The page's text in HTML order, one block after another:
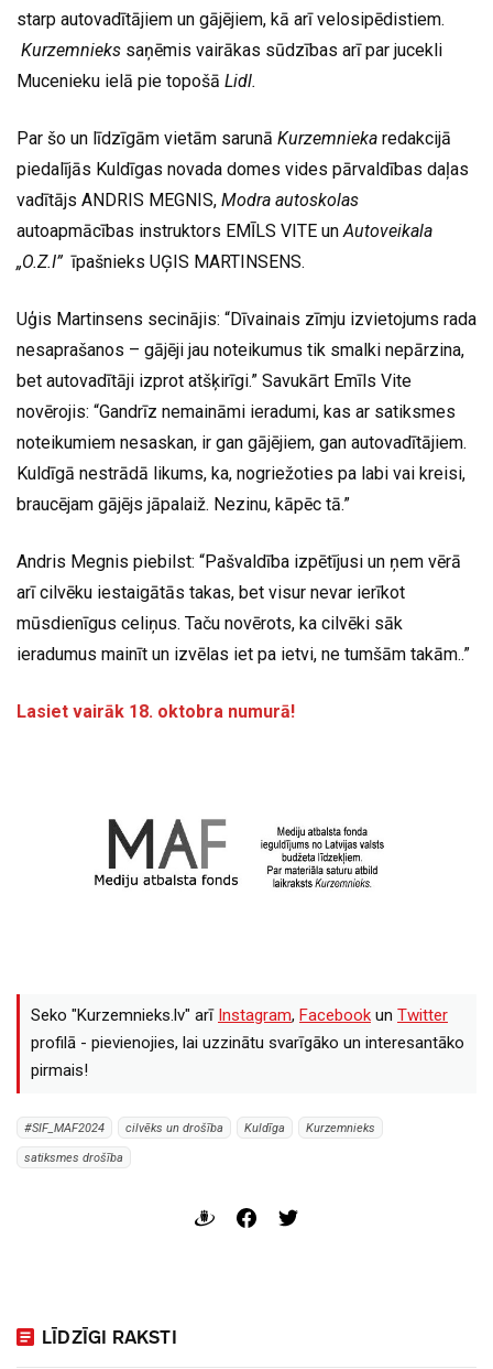
starp autovadītājiem un gājējiem, kā arī velosipēdistiem.
Kurzemnieks saņēmis vairākas sūdzības arī par jucekli
Mucenieku ielā pie topošā Lidl.
Par šo un līdzīgām vietām sarunā Kurzemnieka redakcijā
piedalījās Kuldīgas novada domes vides pārvaldības daļas
vadītājs ANDRIS MEGNIS, Modra autoskolas
autoapmācības instruktors EMĪLS VITE un Autoveikala
„O.Z.I”īpašnieks UĢIS MARTINSENS.
Uģis Martinsens secinājis: “Dīvainais zīmju izvietojums rada
nesaprašanos – gājēji jau noteikumus tik smalki nepārzina,
bet autovadītāji izprot atšķirīgi.” Savukārt Emīls Vite
novērojis: “Gandrīz nemaināmi ieradumi, kas ar satiksmes
noteikumiem nesaskan, ir gan gājējiem, gan autovadītājiem.
Kuldīgā nestrādā likums, ka, nogriežoties pa labi vai kreisi,
braucējam gājējs jāpalaiž. Nezinu, kāpēc tā.”
Andris Megnis piebilst: “Pašvaldība izpētījusi un ņem vērā
arī cilvēku iestaigātās takas, bet visur nevar ierīkot
mūsdienīgus celiņus. Taču novērots, ka cilvēki sāk
ieradumus mainīt un izvēlas iet pa ietvi, ne tumšām takām..”
Lasiet vairāk 18. oktobra numurā!
Seko "Kurzemnieks.lv" arī Instagram, Facebook un Twitter
profilā - pievienojies, lai uzzinātu svarīgāko un interesantāko
pirmais!
#SIF_MAF2024 cilvēks un drošība Kuldīga Kurzemnieks
satiksmes drošība
LĪDZĪGI RAKSTI